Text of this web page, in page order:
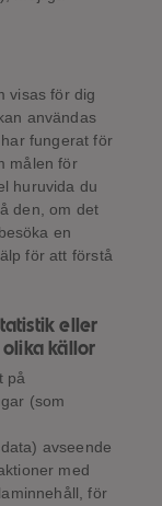
visas för dig
användas
fungerat för
målen för
huruvida du
den, om det
en
för att förstå
eller
källor
på
(som
avseende
med
för